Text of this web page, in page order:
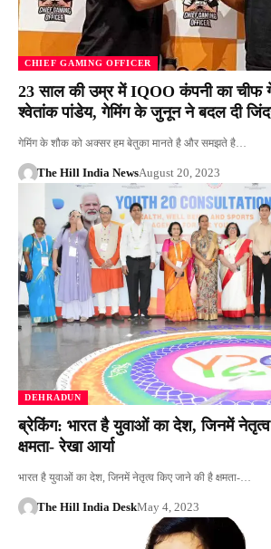
CHIEF GAMING OFFICER
23 साल की उम्र में IQOO कंपनी का चीफ
श्वेतांक पांडेय, गेमिंग के जुनून ने बदल दी
गेमिंग के शौक को अक्सर हम बेतुका मानते है और समझते है…
The Hill India NewsAugust 20, 2023
DEHRADUN
ब्रेकिंग: भारत है युवाओं का देश, जिनमें
क्षमता- रेखा आर्या
भारत है युवाओं का देश, जिनमें नेतृत्व किए जाने की है क्षमता-…
The Hill India DeskMay 4, 2023